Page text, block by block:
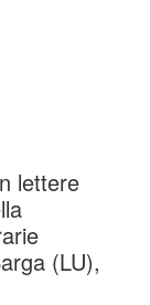
lettere
(LU),